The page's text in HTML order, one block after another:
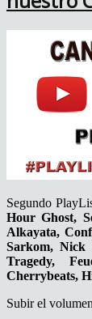
Segundo
Hour Ghost,
Alkayata,
Sarkom, Nick
Tragedy,
Cherrybeats,
Subir el